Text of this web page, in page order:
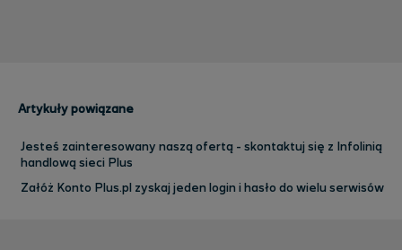
Artykuły powiązane
Jesteś zainteresowany naszą ofertą - skontaktuj się z Infolinią
handlową sieci Plus
Załóż Konto Plus.pl zyskaj jeden login i hasło do wielu serwisów